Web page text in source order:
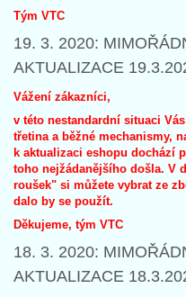
Tým VTC
19. 3. 2020:
AKTUALIZACE
Vážení zákazníci,
v této nestandardní situaci
třetina a běžné mechanismy,
k aktualizaci eshopu dochází
toho nejžádanějšího došla. V
roušek" si můžete vybrat ze
dalo by se použít.
Děkujeme, tým VTC
18. 3. 2020:
AKTUALIZACE